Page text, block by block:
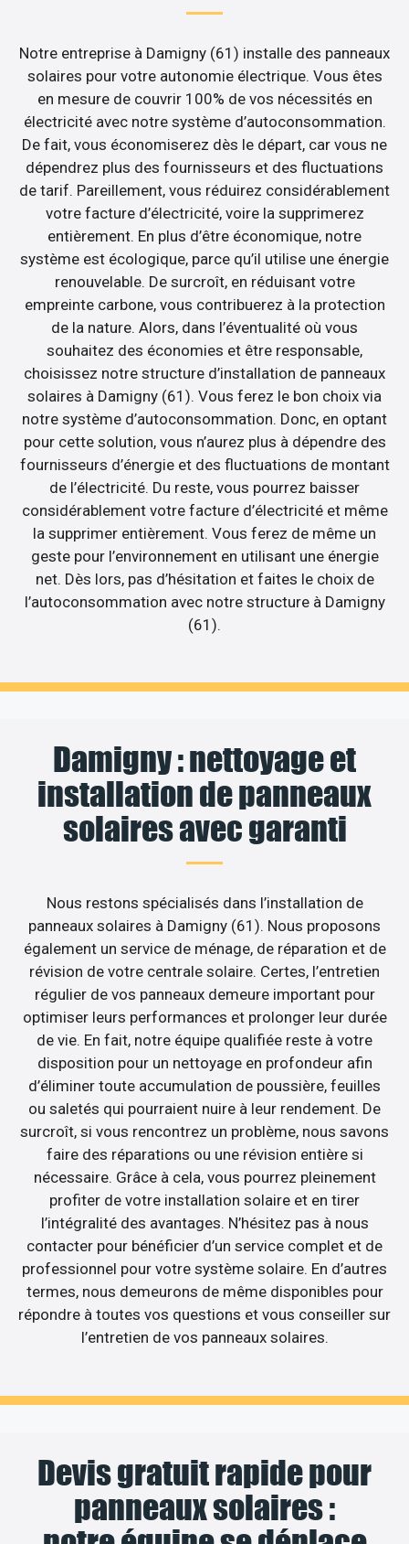
Notre entreprise à Damigny (61) installe des panneaux
solaires pour votre autonomie électrique. Vous êtes
en mesure de couvrir 100% de vos nécessités en
électricité avec notre système d’autoconsommation.
De fait, vous économiserez dès le départ, car vous ne
dépendrez plus des fournisseurs et des fluctuations
de tarif. Pareillement, vous réduirez considérablement
votre facture d’électricité, voire la supprimerez
entièrement. En plus d’être économique, notre
système est écologique, parce qu’il utilise une énergie
renouvelable. De surcroît, en réduisant votre
empreinte carbone, vous contribuerez à la protection
de la nature. Alors, dans l’éventualité où vous
souhaitez des économies et être responsable,
choisissez notre structure d’installation de panneaux
solaires à Damigny (61). Vous ferez le bon choix via
notre système d’autoconsommation. Donc, en optant
pour cette solution, vous n’aurez plus à dépendre des
fournisseurs d’énergie et des fluctuations de montant
de l’électricité. Du reste, vous pourrez baisser
considérablement votre facture d’électricité et même
la supprimer entièrement. Vous ferez de même un
geste pour l’environnement en utilisant une énergie
net. Dès lors, pas d’hésitation et faites le choix de
l’autoconsommation avec notre structure à Damigny
(61).
Damigny : nettoyage et
installation de panneaux
solaires avec garanti
Nous restons spécialisés dans l’installation de
panneaux solaires à Damigny (61). Nous proposons
également un service de ménage, de réparation et de
révision de votre centrale solaire. Certes, l’entretien
régulier de vos panneaux demeure important pour
optimiser leurs performances et prolonger leur durée
de vie. En fait, notre équipe qualifiée reste à votre
disposition pour un nettoyage en profondeur afin
d’éliminer toute accumulation de poussière, feuilles
ou saletés qui pourraient nuire à leur rendement. De
surcroît, si vous rencontrez un problème, nous savons
faire des réparations ou une révision entière si
nécessaire. Grâce à cela, vous pourrez pleinement
profiter de votre installation solaire et en tirer
l’intégralité des avantages. N’hésitez pas à nous
contacter pour bénéficier d’un service complet et de
professionnel pour votre système solaire. En d’autres
termes, nous demeurons de même disponibles pour
répondre à toutes vos questions et vous conseiller sur
l’entretien de vos panneaux solaires.
Devis gratuit rapide pour
panneaux solaires :